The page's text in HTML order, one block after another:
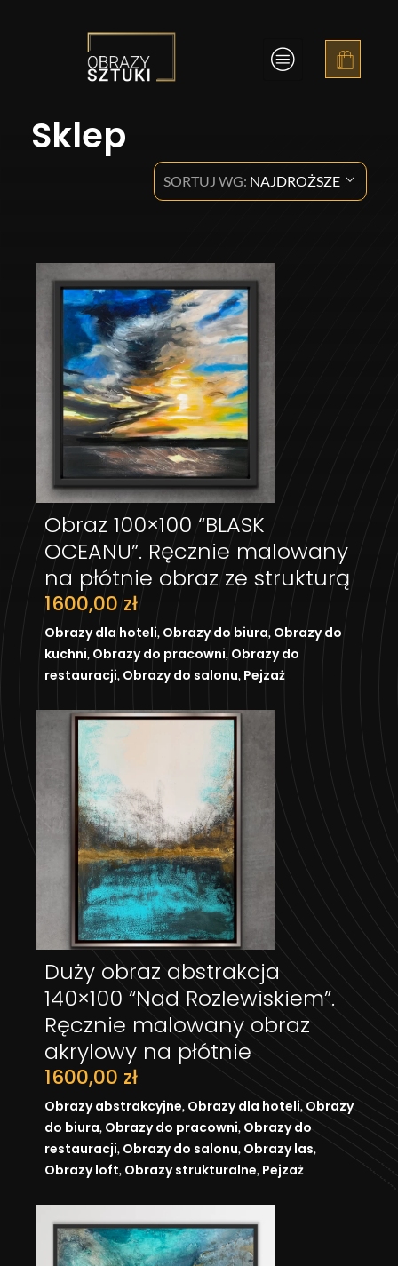
Sklep
SORTUJ WG: NAJDROŻSZE
Obraz 100×100 “BLASK
OCEANU”. Ręcznie malowany
na płótnie obraz ze strukturą
1600,00 zł
Obrazy dla hoteli Obrazy do biura Obrazy do
kuchni Obrazy do pracowni Obrazy do
restauracji Obrazy do salonu Pejzaż
DODAJ DO KOSZYKA
Duży obraz abstrakcja
140×100 “Nad Rozlewiskiem”.
Ręcznie malowany obraz
akrylowy na płótnie
1600,00 zł
Obrazy abstrakcyjne Obrazy dla hoteli Obrazy
do biura Obrazy do pracowni Obrazy do
restauracji Obrazy do salonu Obrazy las
Obrazy loft Obrazy strukturalne Pejzaż
DODAJ DO KOSZYKA